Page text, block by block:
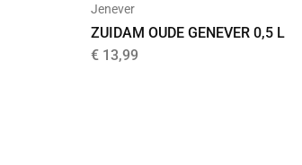
Jenever
ZUIDAM OUDE GENEVER 0,5 L
€ 13,99